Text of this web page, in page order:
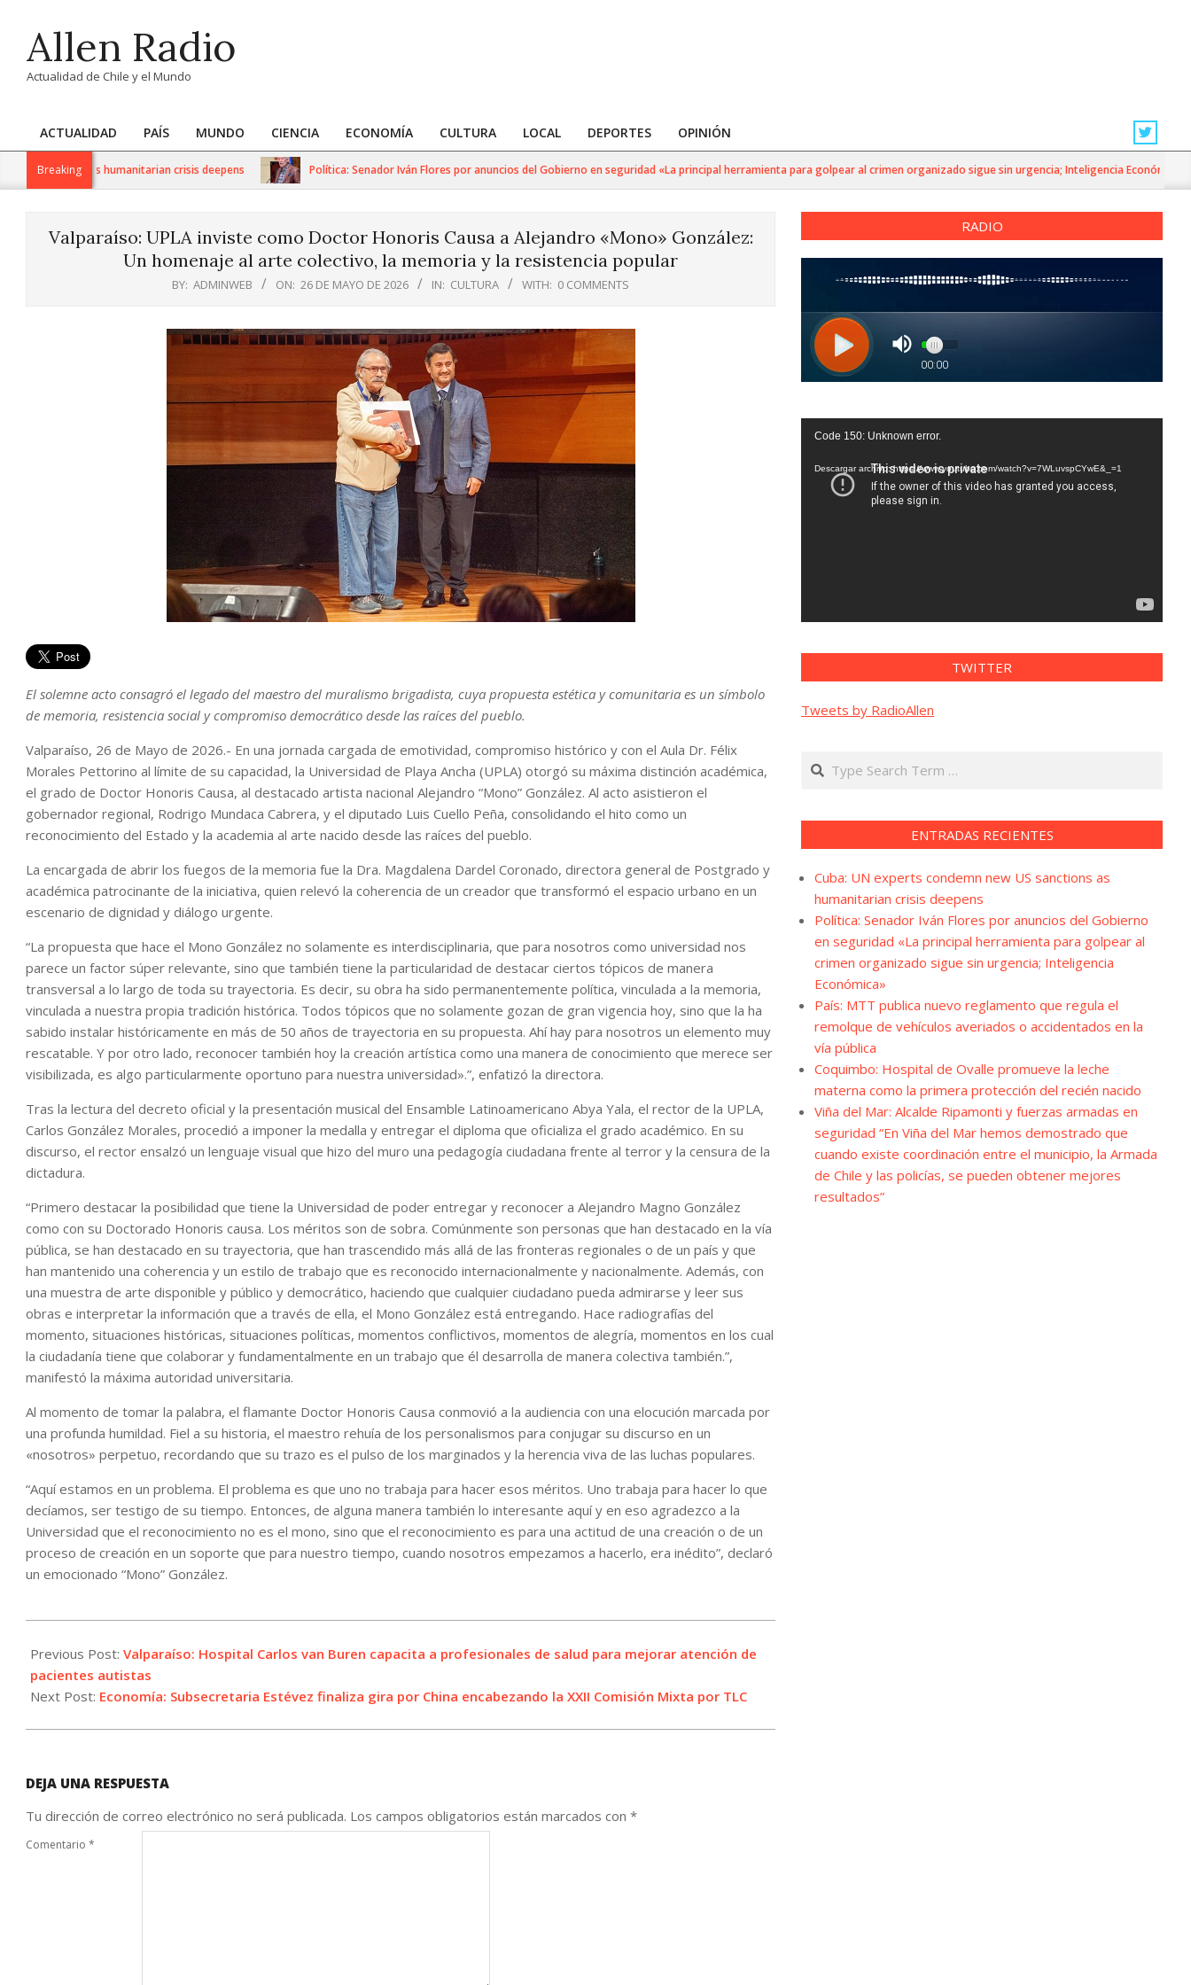
contentAllen Radio
Actualidad de Chile y el Mundo
Primary
Navigation
ACTUALIDAD PAÍS MUNDO CIENCIA ECONOMÍA CULTURA LOCAL DEPORTES OPINIÓN
Breaking
sanctions as humanitarian crisis deepens Política: Senador Iván Flores por anuncios del Gobierno en seguridad «La principal herramienta para golpear al crimen organizado sigue sin urgencia; Inteligencia Económica»
Valparaíso: UPLA inviste como Doctor Honoris Causa a Alejandro «Mono» González:
Un homenaje al arte colectivo, la memoria y la resistencia popular
BY: ADMINWEB ON: 26 DE MAYO DE 2026 IN: CULTURA WITH: 0 COMMENTS
El solemne acto consagró el legado del maestro del muralismo brigadista, cuya propuesta estética y comunitaria es un símbolo
de memoria, resistencia social y compromiso democrático desde las raíces del pueblo.
Valparaíso, 26 de Mayo de 2026.- En una jornada cargada de emotividad, compromiso histórico y con el Aula Dr. Félix
Morales Pettorino al límite de su capacidad, la Universidad de Playa Ancha (UPLA) otorgó su máxima distinción académica,
el grado de Doctor Honoris Causa, al destacado artista nacional Alejandro “Mono” González. Al acto asistieron el
gobernador regional, Rodrigo Mundaca Cabrera, y el diputado Luis Cuello Peña, consolidando el hito como un
reconocimiento del Estado y la academia al arte nacido desde las raíces del pueblo.
La encargada de abrir los fuegos de la memoria fue la Dra. Magdalena Dardel Coronado, directora general de Postgrado y
académica patrocinante de la iniciativa, quien relevó la coherencia de un creador que transformó el espacio urbano en un
escenario de dignidad y diálogo urgente.
“La propuesta que hace el Mono González no solamente es interdisciplinaria, que para nosotros como universidad nos
parece un factor súper relevante, sino que también tiene la particularidad de destacar ciertos tópicos de manera
transversal a lo largo de toda su trayectoria. Es decir, su obra ha sido permanentemente política, vinculada a la memoria,
vinculada a nuestra propia tradición histórica. Todos tópicos que no solamente gozan de gran vigencia hoy, sino que la ha
sabido instalar históricamente en más de 50 años de trayectoria en su propuesta. Ahí hay para nosotros un elemento muy
rescatable. Y por otro lado, reconocer también hoy la creación artística como una manera de conocimiento que merece ser
visibilizada, es algo particularmente oportuno para nuestra universidad».”, enfatizó la directora.
Tras la lectura del decreto oficial y la presentación musical del Ensamble Latinoamericano Abya Yala, el rector de la UPLA,
Carlos González Morales, procedió a imponer la medalla y entregar el diploma que oficializa el grado académico. En su
discurso, el rector ensalzó un lenguaje visual que hizo del muro una pedagogía ciudadana frente al terror y la censura de la
dictadura.
“Primero destacar la posibilidad que tiene la Universidad de poder entregar y reconocer a Alejandro Magno González
como con su Doctorado Honoris causa. Los méritos son de sobra. Comúnmente son personas que han destacado en la vía
pública, se han destacado en su trayectoria, que han trascendido más allá de las fronteras regionales o de un país y que
han mantenido una coherencia y un estilo de trabajo que es reconocido internacionalmente y nacionalmente. Además, con
una muestra de arte disponible y público y democrático, haciendo que cualquier ciudadano pueda admirarse y leer sus
obras e interpretar la información que a través de ella, el Mono González está entregando. Hace radiografías del
momento, situaciones históricas, situaciones políticas, momentos conflictivos, momentos de alegría, momentos en los cual
la ciudadanía tiene que colaborar y fundamentalmente en un trabajo que él desarrolla de manera colectiva también.”,
manifestó la máxima autoridad universitaria.
Al momento de tomar la palabra, el flamante Doctor Honoris Causa conmovió a la audiencia con una elocución marcada por
una profunda humildad. Fiel a su historia, el maestro rehuía de los personalismos para conjugar su discurso en un
«nosotros» perpetuo, recordando que su trazo es el pulso de los marginados y la herencia viva de las luchas populares.
“Aquí estamos en un problema. El problema es que uno no trabaja para hacer esos méritos. Uno trabaja para hacer lo que
decíamos, ser testigo de su tiempo. Entonces, de alguna manera también lo interesante aquí y en eso agradezco a la
Universidad que el reconocimiento no es el mono, sino que el reconocimiento es para una actitud de una creación o de un
proceso de creación en un soporte que para nuestro tiempo, cuando nosotros empezamos a hacerlo, era inédito”, declaró
un emocionado “Mono” González.
05-
26
Previous Post: Valparaíso: Hospital Carlos van Buren capacita a profesionales de salud para mejorar atención de
pacientes autistas
Next Post: Economía: Subsecretaria Estévez finaliza gira por China encabezando la XXII Comisión Mixta por TLC
DEJA UNA RESPUESTA
Tu dirección de correo electrónico no será publicada. Los campos obligatorios están marcados con *
Comentario *
RADIO
Reproductor
vídeo
Code 150: Unknown error.
Descargar archivo: https://www.youtube.com/watch?v=7WLuvspCYwE&_=1
TWITTER
Tweets by RadioAllen
Search
ENTRADAS RECIENTES
Cuba: UN experts condemn new US sanctions as
humanitarian crisis deepens
Política: Senador Iván Flores por anuncios del Gobierno
en seguridad «La principal herramienta para golpear al
crimen organizado sigue sin urgencia; Inteligencia
Económica»
País: MTT publica nuevo reglamento que regula el
remolque de vehículos averiados o accidentados en la
vía pública
Coquimbo: Hospital de Ovalle promueve la leche
materna como la primera protección del recién nacido
Viña del Mar: Alcalde Ripamonti y fuerzas armadas en
seguridad “En Viña del Mar hemos demostrado que
cuando existe coordinación entre el municipio, la Armada
de Chile y las policías, se pueden obtener mejores
resultados”